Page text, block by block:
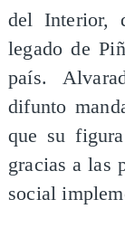
del Interior,
legado de
país.
difunto
que su
gracias a las
social